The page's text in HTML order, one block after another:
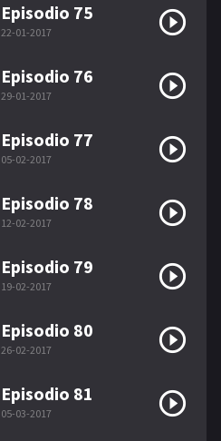
Episodio 75
22-01-2017
Episodio 76
29-01-2017
Episodio 77
05-02-2017
Episodio 78
12-02-2017
Episodio 79
19-02-2017
Episodio 80
26-02-2017
Episodio 81
05-03-2017